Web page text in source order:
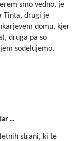
smo vedno, je
Tinta, drugi je
domu, kjer
druga pa so
sodelujemo.
…
strani, ki te